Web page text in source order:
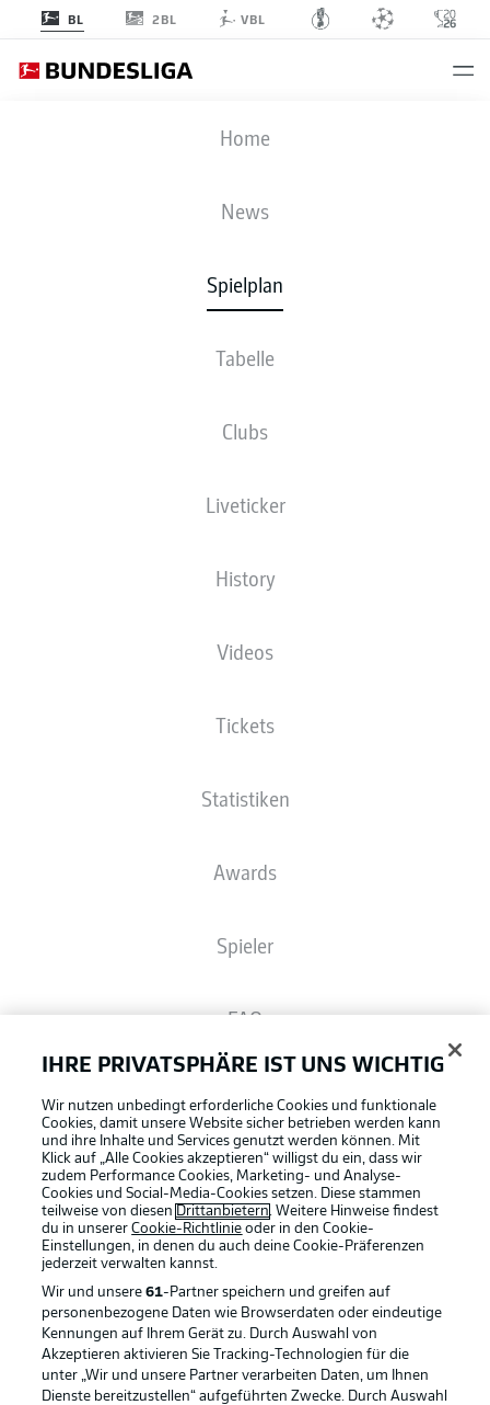
BL 2BL VBL
Home
News
Spielplan
Tabelle
Clubs
Liveticker
History
Videos
Tickets
Statistiken
Awards
Spieler
FAQ
Bundesliga App
Fantasy Manager
#BundesligaWIRKT
Common Ground
RBL
AUFSTELLUNGEN
Die Startaufstellung wird 60 Minuten vor
Football as it's meant to be
IHRE PRIVATSPHÄRE IST UNS WICHTIG
Wir nutzen unbedingt erforderliche Cookies und funktionale
Cookies, damit unsere Website sicher betrieben werden kann
und ihre Inhalte und Services genutzt werden können. Mit
Klick auf „Alle Cookies akzeptieren“ willigst du ein, dass wir
zudem Performance Cookies, Marketing- und Analyse-
Cookies und Social-Media-Cookies setzen. Diese stammen
teilweise von diesen Drittanbietern. Weitere Hinweise findest
du in unsererCookie-Richtlinie oder in den Cookie-
Einstellungen, in denen du auch deine Cookie-Präferenzen
jederzeit verwalten kannst.
Wir und unsere61-Partner speichern und greifen auf
personenbezogene Daten wie Browserdaten oder eindeutige
Kennungen auf Ihrem Gerät zu. Durch Auswahl von
Akzeptieren aktivieren Sie Tracking-Technologien für die
unter „Wir und unsere Partner verarbeiten Daten, um Ihnen
Dienste bereitzustellen“ aufgeführten Zwecke. Durch Auswahl